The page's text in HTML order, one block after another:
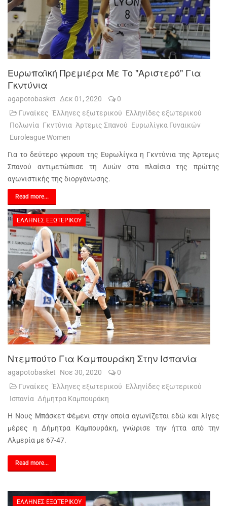
Ευρωπαϊκή Πρεμιέρα Με Το "αριστερό" Για
Γκντύνια
agapotobasket Δεκ 01, 2020
0
Γυναίκες Έλληνες εξωτερικού Ελληνίδες εξωτερικού
Πολωνία Γκντύνια Άρτεμις Σπανού Ευρωλίγκα Γυναικών
Euroleague Women
Για το δεύτερο γκρουπ της Ευρωλίγκα η Γκντύνια της Άρτεμις
Σπανού αντιμετώπισε τη Λυών στα πλαίσια της πρώτης
αγωνιστικής της διοργάνωσης.
Read more...
ΈΛΛΗΝΕΣ ΕΞΩΤΕΡΙΚΟΎ
Ντεμπούτο Για Καμπουράκη Στην Ισπανία
agapotobasket Νοε 30, 2020
0
Γυναίκες Έλληνες εξωτερικού Ελληνίδες εξωτερικού
Ισπανία Δήμητρα Καμπουράκη
Η Νους Μπάσκετ Φέμενι στην οποία αγωνίζεται εδώ και λίγες
μέρες η Δήμητρα Καμπουράκη, γνώρισε την ήττα από την
Αλμερία με 67-47.
Read more...
ΈΛΛΗΝΕΣ ΕΞΩΤΕΡΙΚΟΎ